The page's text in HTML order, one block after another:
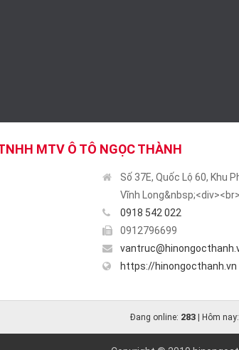
MTV Ô TÔ NGỌC THÀNH
Số 37E, Quốc Lộ 60, Khu
Vĩnh
0918 542 022
0912796699
https://hinongocthanh.vn
Đang online: 283| Hôm nay: